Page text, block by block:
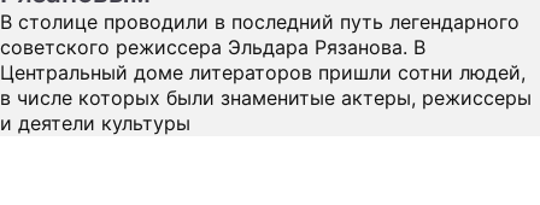
В столице проводили в последний путь легендарного
советского режиссера Эльдара Рязанова. В
Центральный доме литераторов пришли сотни людей,
в числе которых были знаменитые актеры, режиссеры
и деятели культуры